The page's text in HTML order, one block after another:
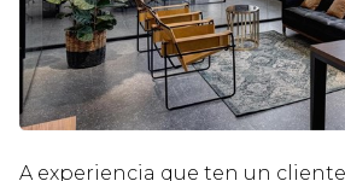
A experiencia que ten un cliente